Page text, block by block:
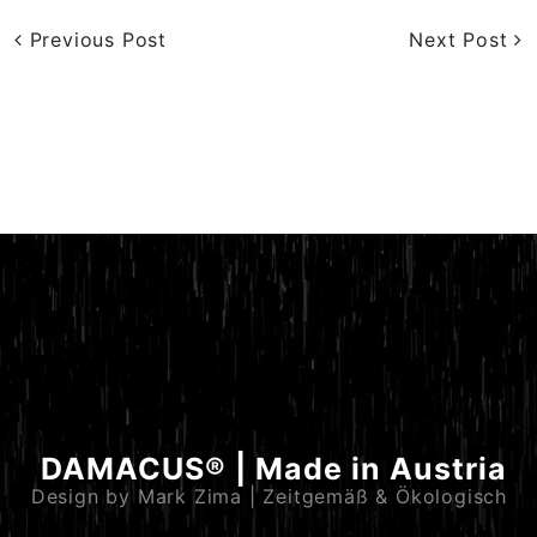
Previous Post Next Post
DAMACUS® | Made in Austria
Design by Mark Zima | Zeitgemäß & Ökologisch